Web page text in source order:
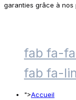
garanties grâce à nos
fab fa-
fab fa-
">Accueil